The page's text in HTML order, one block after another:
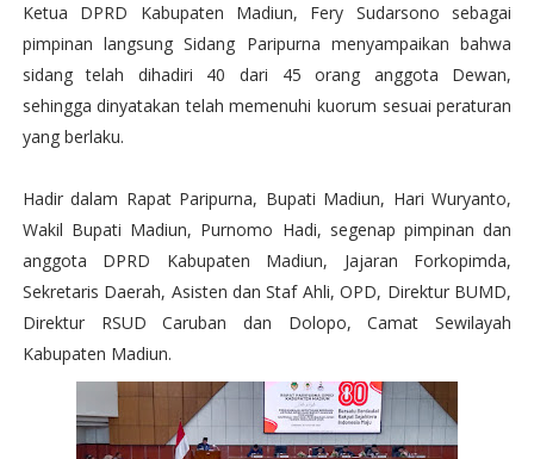
Ketua DPRD Kabupaten Madiun, Fery Sudarsono sebagai
pimpinan langsung Sidang Paripurna menyampaikan bahwa
sidang telah dihadiri 40 dari 45 orang anggota Dewan,
sehingga dinyatakan telah memenuhi kuorum sesuai peraturan
yang berlaku.
Hadir dalam Rapat Paripurna, Bupati Madiun, Hari Wuryanto,
Wakil Bupati Madiun, Purnomo Hadi, segenap pimpinan dan
anggota DPRD Kabupaten Madiun, Jajaran Forkopimda,
Sekretaris Daerah, Asisten dan Staf Ahli, OPD, Direktur BUMD,
Direktur RSUD Caruban dan Dolopo, Camat Sewilayah
Kabupaten Madiun.